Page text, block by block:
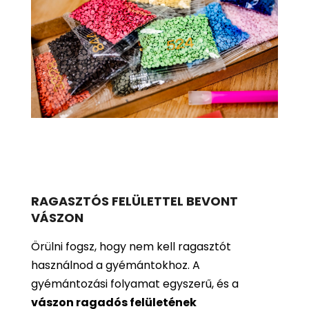
RAGASZTÓS FELÜLETTEL BEVONT
VÁSZON
Örülni fogsz, hogy nem kell ragasztót
használnod a gyémántokhoz. A
gyémántozási folyamat egyszerű, és a
vászon ragadós felületének